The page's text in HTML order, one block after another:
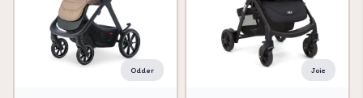
Odder Joie